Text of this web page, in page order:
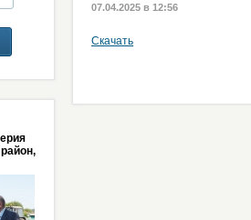
07.04.2025 в 12:56
Скачать